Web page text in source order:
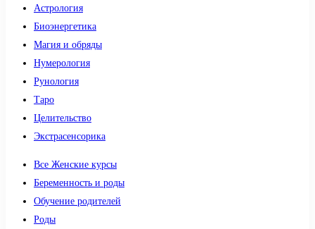
Астрология
Биоэнергетика
Магия и обряды
Нумерология
Рунология
Таро
Целительство
Экстрасенсорика
Все Женские курсы
Беременность и роды
Обучение родителей
Роды